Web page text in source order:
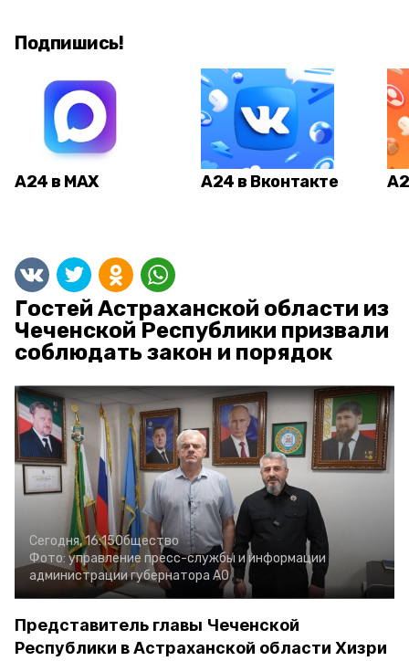
Подпишись!
А24 в MAX А24 в Вконтакте
Гостей Астраханской области из
Чеченской Республики призвали
соблюдать закон и порядок
Сегодня, 16:15Общество
Фото: управление пресс-службы и информации
администрации губернатора АО
Представитель главы Чеченской
Республики в Астраханской области Хизри